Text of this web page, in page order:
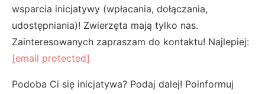
wsparcia inicjatywy (wpłacania, dołączania,
udostępniania)! Zwierzęta mają tylko nas.
Zainteresowanych zapraszam do kontaktu! Najlepiej:
[email protected]
Podoba Ci się inicjatywa? Podaj dalej! Poinformuj